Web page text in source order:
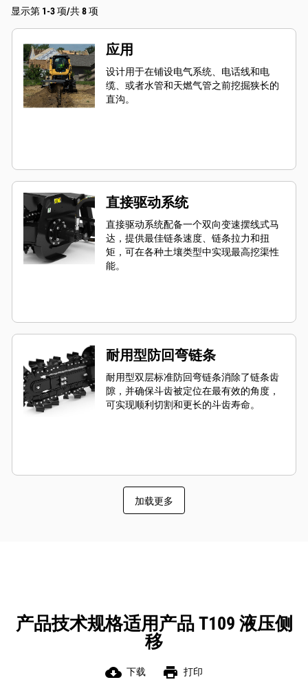
显示第 1-3 项/共 8 项
应用
设计用于在铺设电气系统、电话线和电
缆、或者水管和天燃气管之前挖掘狭长的
直沟。
直接驱动系统
直接驱动系统配备一个双向变速摆线式马
达，提供最佳链条速度、链条拉力和扭
矩，可在各种土壤类型中实现最高挖渠性
能。
耐用型防回弯链条
耐用型双层标准防回弯链条消除了链条齿
隙，并确保斗齿被定位在最有效的角度，
可实现顺利切割和更长的斗齿寿命。
加载更多
产品技术规格适用产品 T109 液压侧
移
cloud_download 下载 print 打印